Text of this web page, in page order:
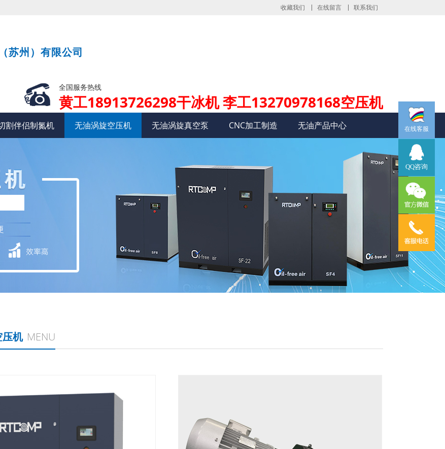
收藏我们 在线留言 联系我们
苏州）有限公司
全国服务热线
黄工18913726298干冰机 李工13270978168空压机
割伴侣制氮机 无油涡旋空压机 无油涡旋真空泵 CNC加工制造 无油产品中心
机 MENU